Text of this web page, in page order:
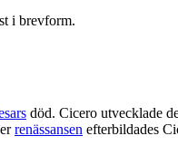
i brevform.
död. Cicero utvecklade
renässansen efterbildades